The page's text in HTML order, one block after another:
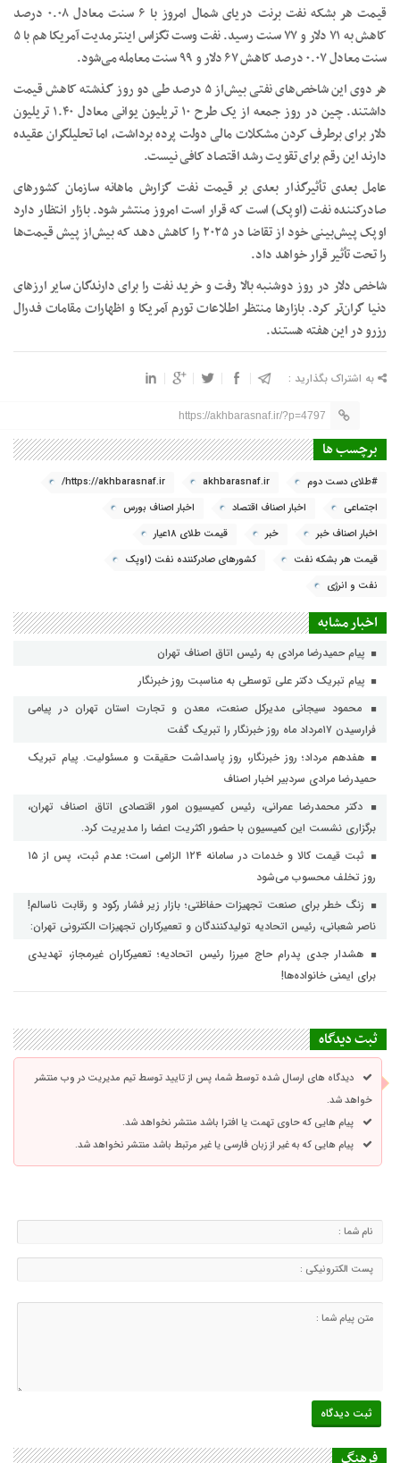
قیمت هر بشکه نفت برنت دریای شمال امروز با ۶ سنت معادل ۰.۰۸ درصد
کاهش به ۷۱ دلار و ۷۷ سنت رسید. نفت وست تگزاس اینترمدیت آمریکا هم با ۵
سنت معادل ۰.۰۷ درصد کاهش ۶۷ دلار و ۹۹ سنت معامله می‌شود.
هر دوی این شاخص‌های نفتی بیش‌از ۵ درصد طی دو روز گذشته کاهش قیمت
داشتند. چین در روز جمعه از یک طرح ۱۰ تریلیون یوانی معادل ۱.۴۰ تریلیون
دلار برای برطرف کردن مشکلات مالی دولت پرده برداشت، اما تحلیلگران عقیده
دارند این رقم برای تقویت رشد اقتصاد کافی نیست.
عامل بعدی تأثیرگذار بعدی بر قیمت نفت گزارش ماهانه سازمان کشورهای
صادرکننده نفت (اوپک) است که قرار است امروز منتشر شود. بازار انتظار دارد
اوپک پیش‌بینی خود از تقاضا در ۲۰۲۵ را کاهش دهد که بیش‌از پیش قیمت‌ها
را تحت تأثیر قرار خواهد داد.
شاخص دلار در روز دوشنبه بالا رفت و خرید نفت را برای دارندگان سایر ارزهای
دنیا گران‌تر کرد. بازارها منتظر اطلاعات تورم آمریکا و اظهارات مقامات فدرال
رزرو در این هفته هستند.
به اشتراک بگذارید :
https://akhbarasnaf.ir/?p=4797
برچسب ها
#طلای دست دوم akhbarasnaf.ir
https://akhbarasnaf.ir/
اجتماعی
اخبار اصناف اقتصاد
اخبار اصناف بورس
اخبار اصناف خبر
خبر
قیمت طلای 18عیار
قیمت هر بشکه نفت
کشورهای صادرکننده نفت (اوپک
نفت و انرژی
اخبار مشابه
پیام حمیدرضا مرادی به رئیس اتاق اصناف تهران
پیام تبریک دکتر علی توسطی به مناسبت روز خبرنگار
محمود سیجانی مدیرکل صنعت، معدن و تجارت استان تهران در پیامی
فرارسیدن ۱۷مرداد ماه روز خبرنگار را تبریک گفت
هفدهم مرداد؛ روز خبرنگار، روز پاسداشت حقیقت و مسئولیت. پیام تبریک
حمیدرضا مرادی سردبیر اخبار اصناف
دکتر محمدرضا عمرانی، رئیس کمیسیون امور اقتصادی اتاق اصناف تهران،
برگزاری نشست این کمیسیون با حضور اکثریت اعضا را مدیریت کرد.
ثبت قیمت کالا و خدمات در سامانه ۱۲۴ الزامی است؛ عدم ثبت، پس از ۱۵
روز تخلف محسوب می‌شود
زنگ خطر برای صنعت تجهیزات حفاظتی؛ بازار زیر فشار رکود و رقابت ناسالم!
ناصر شعبانی، رئیس اتحادیه تولیدکنندگان و تعمیرکاران تجهیزات الکترونی تهران:
هشدار جدی پدرام حاج میرزا رئیس اتحادیه؛ تعمیرکاران غیرمجاز، تهدیدی
برای ایمنی خانواده‌ها!
ثبت دیدگاه
دیدگاه های ارسال شده توسط شما، پس از تایید توسط تیم مدیریت در وب منتشر
خواهد شد.
پیام هایی که حاوی تهمت یا افترا باشد منتشر نخواهد شد.
پیام هایی که به غیر از زبان فارسی یا غیر مرتبط باشد منتشر نخواهد شد.